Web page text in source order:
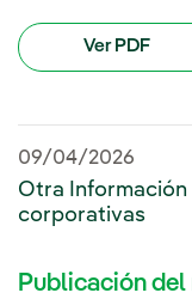
Ver PDF
09/04/2026
Otra Información
corporativas
Publicación